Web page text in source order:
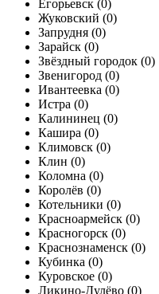
Егорьевск (0)
Жуковский (0)
Запрудня (0)
Зарайск (0)
Звёздный городок (0)
Звенигород (0)
Ивантеевка (0)
Истра (0)
Калининец (0)
Кашира (0)
Климовск (0)
Клин (0)
Коломна (0)
Королёв (0)
Котельники (0)
Красноармейск (0)
Красногорск (0)
Краснознаменск (0)
Кубинка (0)
Куровское (0)
Ликино-Дулёво (0)